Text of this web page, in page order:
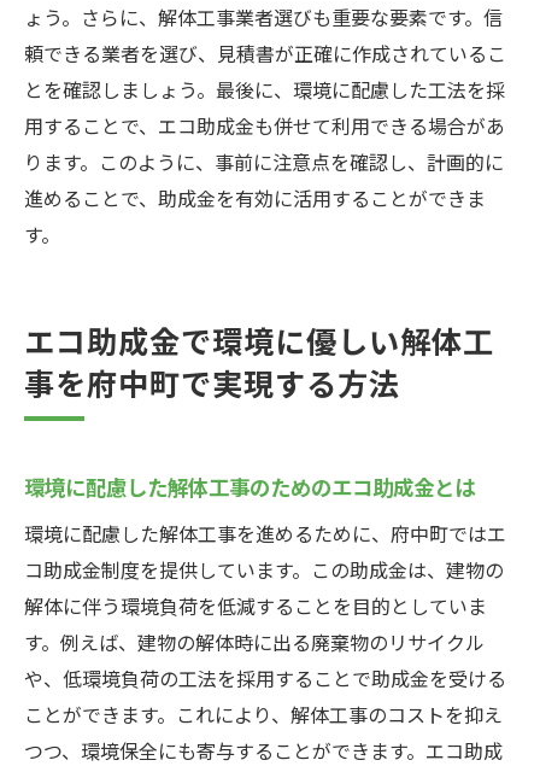
ょう。さらに、解体工事業者選びも重要な要素です。信
頼できる業者を選び、見積書が正確に作成されているこ
とを確認しましょう。最後に、環境に配慮した工法を採
用することで、エコ助成金も併せて利用できる場合があ
ります。このように、事前に注意点を確認し、計画的に
進めることで、助成金を有効に活用することができま
す。
エコ助成金で環境に優しい解体工
事を府中町で実現する方法
環境に配慮した解体工事のためのエコ助成金とは
環境に配慮した解体工事を進めるために、府中町ではエ
コ助成金制度を提供しています。この助成金は、建物の
解体に伴う環境負荷を低減することを目的としていま
す。例えば、建物の解体時に出る廃棄物のリサイクル
や、低環境負荷の工法を採用することで助成金を受ける
ことができます。これにより、解体工事のコストを抑え
つつ、環境保全にも寄与することができます。エコ助成